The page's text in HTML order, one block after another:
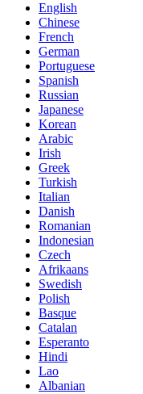
English
Chinese
French
German
Portuguese
Spanish
Russian
Japanese
Korean
Arabic
Irish
Greek
Turkish
Italian
Danish
Romanian
Indonesian
Czech
Afrikaans
Swedish
Polish
Basque
Catalan
Esperanto
Hindi
Lao
Albanian